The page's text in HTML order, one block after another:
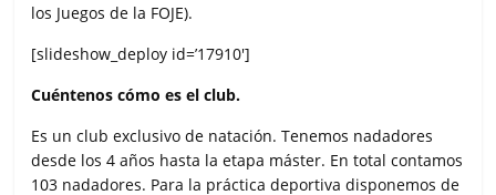
los Juegos de la FOJE).
[slideshow_deploy id=’17910′]
Cuéntenos cómo es el club.
Es un club exclusivo de natación. Tenemos nadadores
desde los 4 años hasta la etapa máster. En total contamos
103 nadadores. Para la práctica deportiva disponemos de